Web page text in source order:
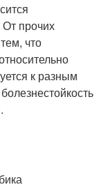
прочих
что
к разным